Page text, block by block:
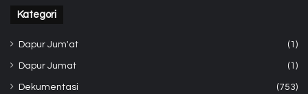
Kategori
Dapur Jum'at (1)
Dapur Jumat (1)
Dekumentasi (753)